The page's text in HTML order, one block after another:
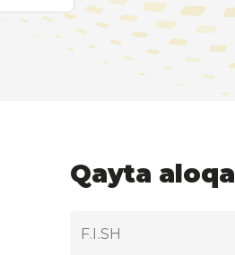
Qayta aloqa